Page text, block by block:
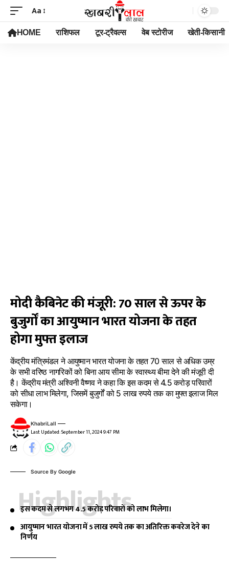
Aa
HOME राशिफल टूर-ट्रैवल्स वेब स्टोरीज खेती-किसानी
मोदी कैबिनेट की मंजूरी: 70 साल से ऊपर के
बुजुर्गों का आयुष्मान भारत योजना के तहत
होगा मुफ्त इलाज
केंद्रीय मंत्रिमंडल ने आयुष्मान भारत योजना के तहत 70 साल से अधिक उम्र
के सभी वरिष्ठ नागरिकों को बिना आय सीमा के स्वास्थ्य बीमा देने की मंजूरी दी
है। केंद्रीय मंत्री अश्विनी वैष्णव ने कहा कि इस कदम से 4.5 करोड़ परिवारों
को सीधा लाभ मिलेगा, जिसमें बुजुर्गों को 5 लाख रुपये तक का मुफ्त इलाज मिल
सकेगा।
Last Updated: September 11, 2024 9:47 PM
KhabriLall
Source By Google
Highlights
इस कदम से लगभग 4.5 करोड़ परिवारों को लाभ मिलेगा।
आयुष्मान भारत योजना में 5 लाख रुपये तक का अतिरिक्त कवरेज देने का
निर्णय